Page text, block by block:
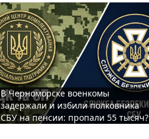
В Черноморске военкомы
задержали и избили полковника
СБУ на пенсии: пропали 55 тысяч?